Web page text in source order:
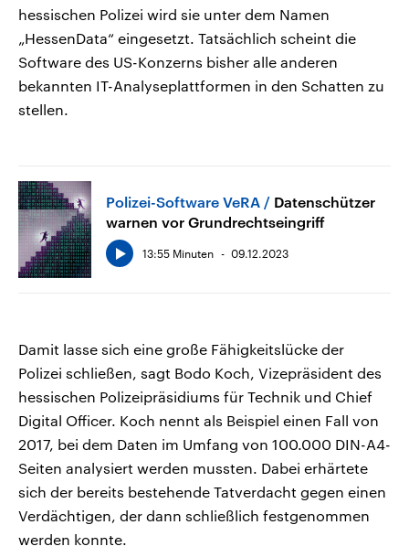
hessischen Polizei wird sie unter dem Namen
„HessenData“ eingesetzt. Tatsächlich scheint die
Software des US-Konzerns bisher alle anderen
bekannten IT-Analyseplattformen in den Schatten zu
stellen.
Polizei-Software VeRA
Datenschützer
warnen vor Grundrechtseingriff
13:55 Minuten 09.12.2023
Damit lasse sich eine große Fähigkeitslücke der
Polizei schließen, sagt Bodo Koch, Vizepräsident des
hessischen Polizeipräsidiums für Technik und Chief
Digital Officer. Koch nennt als Beispiel einen Fall von
2017, bei dem Daten im Umfang von 100.000 DIN-A4-
Seiten analysiert werden mussten. Dabei erhärtete
sich der bereits bestehende Tatverdacht gegen einen
Verdächtigen, der dann schließlich festgenommen
werden konnte.